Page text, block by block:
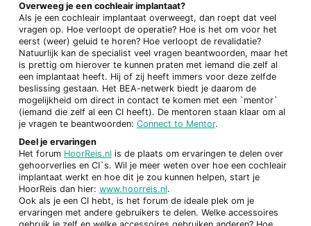
Overweeg je een cochleair implantaat?
Als je een cochleair implantaat overweegt, dan roept dat veel
vragen op. Hoe verloopt de operatie? Hoe is het om voor het
eerst (weer) geluid te horen? Hoe verloopt de revalidatie?
Natuurlijk kan de specialist veel vragen beantwoorden, maar het
is prettig om hierover te kunnen praten met iemand die zelf al
een implantaat heeft. Hij of zij heeft immers voor deze zelfde
beslissing gestaan. Het BEA-netwerk biedt je daarom de
mogelijkheid om direct in contact te komen met een `mentor`
(iemand die zelf al een CI heeft). De mentoren staan klaar om al
je vragen te beantwoorden: Connect to Mentor.
Deel je ervaringen
Het forum HoorReis.nl is de plaats om ervaringen te delen over
gehoorverlies en CI`s. Wil je meer weten over hoe een cochleair
implantaat werkt en hoe dit je zou kunnen helpen, start je
HoorReis dan hier: www.hoorreis.nl.
Ook als je een CI hebt, is het forum de ideale plek om je
ervaringen met andere gebruikers te delen. Welke accessoires